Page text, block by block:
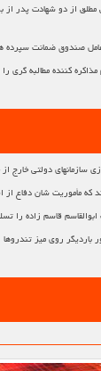
از دو شهادت پدر از
صندوق ضمانت سپرده
کننده مطالبه گری
که مأموریت شان دفاع
قاسم زاده را
باردیگر روی میز تندروها